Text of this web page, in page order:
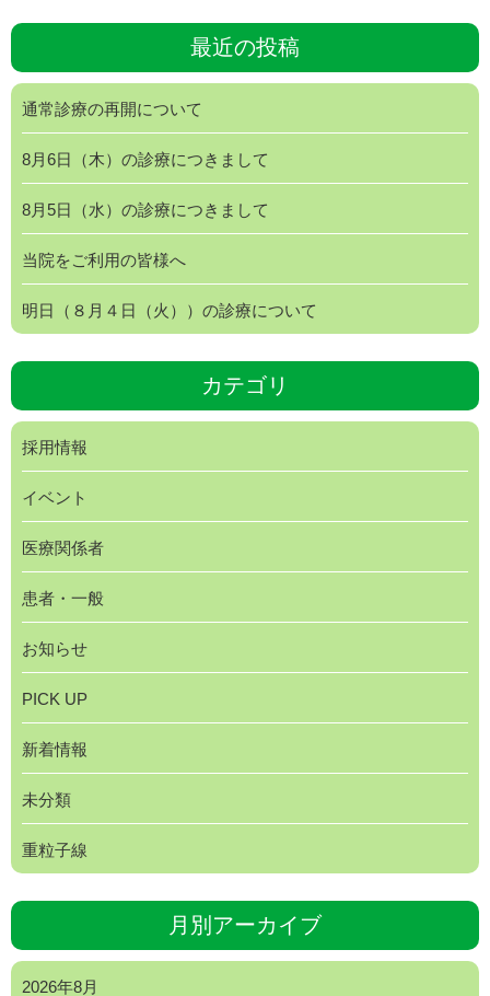
最近の投稿
通常診療の再開について
8月6日（木）の診療につきまして
8月5日（水）の診療につきまして
当院をご利用の皆様へ
明日（８月４日（火））の診療について
カテゴリ
採用情報
イベント
医療関係者
患者・一般
お知らせ
PICK UP
新着情報
未分類
重粒子線
月別アーカイブ
2026年8月